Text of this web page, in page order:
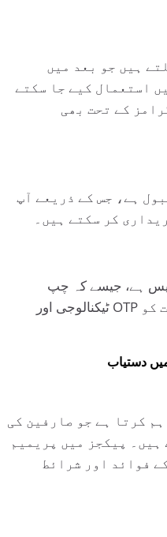
ہیں جو بعد میں
استعمال کیے جا سکتے
کے تحت بھی
ہے، جس کے ذریعے آپ
کر سکتے ہیں۔
ہے، جیسے کہ چپ
ٹیکنالوجی اور OTP ویریفیکیشن، جو مالی معاملات کو
کرتا ہے جو صارفین کی
پیکجز میں پریمیم
فوائد اور شرائط